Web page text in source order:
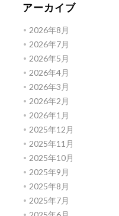
アーカイブ
2026年8月
2026年7月
2026年5月
2026年4月
2026年3月
2026年2月
2026年1月
2025年12月
2025年11月
2025年10月
2025年9月
2025年8月
2025年7月